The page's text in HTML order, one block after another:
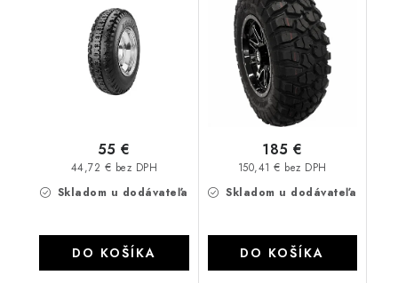
Skladom u dodávateľa
44,72 € bez DPH
55 €
DO KOŠÍKA
Skladom u dodávateľa
150,41 € bez DPH
185 €
DO KOŠÍKA